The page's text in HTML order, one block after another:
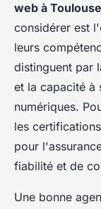
web à Toulouse
considérer est
leurs
distinguent par
et la capacité à
numériques.
les
pour
fiabilité et de
Une bonne